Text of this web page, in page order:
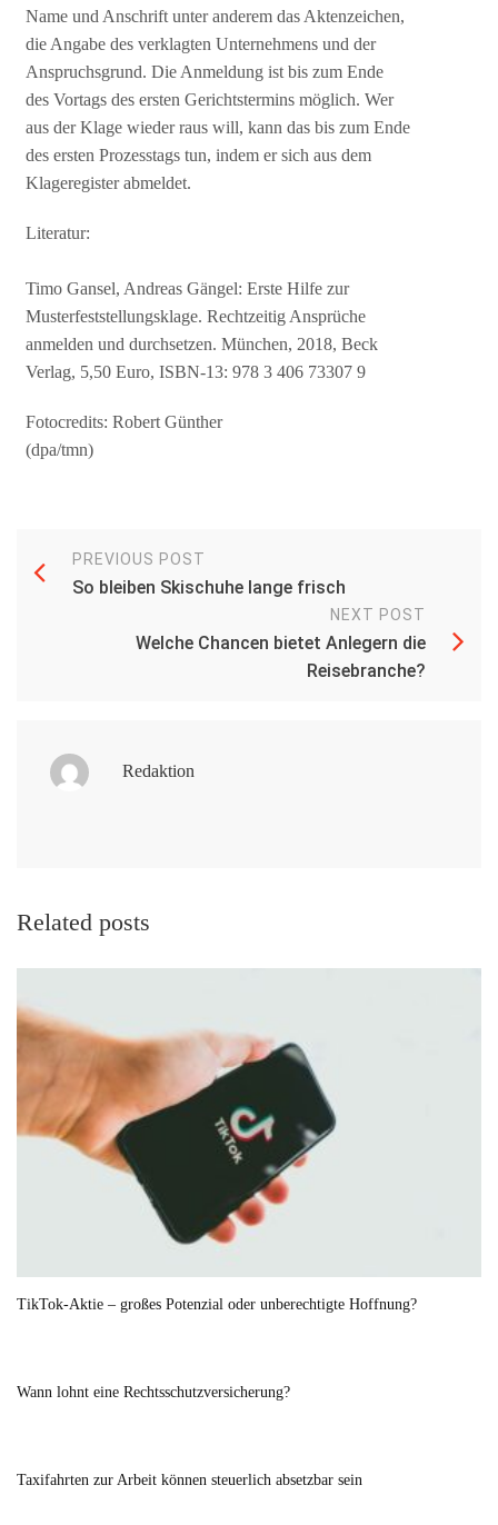
Name und Anschrift unter anderem das Aktenzeichen,
die Angabe des verklagten Unternehmens und der
Anspruchsgrund. Die Anmeldung ist bis zum Ende
des Vortags des ersten Gerichtstermins möglich. Wer
aus der Klage wieder raus will, kann das bis zum Ende
des ersten Prozesstags tun, indem er sich aus dem
Klageregister abmeldet.
Literatur:
Timo Gansel, Andreas Gängel: Erste Hilfe zur
Musterfeststellungsklage. Rechtzeitig Ansprüche
anmelden und durchsetzen. München, 2018, Beck
Verlag, 5,50 Euro, ISBN-13: 978 3 406 73307 9
Fotocredits: Robert Günther
(dpa/tmn)
PREVIOUS POST
So bleiben Skischuhe lange frisch
NEXT POST
Welche Chancen bietet Anlegern die
Reisebranche?
Redaktion
Related posts
TikTok-Aktie – großes Potenzial oder unberechtigte Hoffnung?
Wann lohnt eine Rechtsschutzversicherung?
Taxifahrten zur Arbeit können steuerlich absetzbar sein